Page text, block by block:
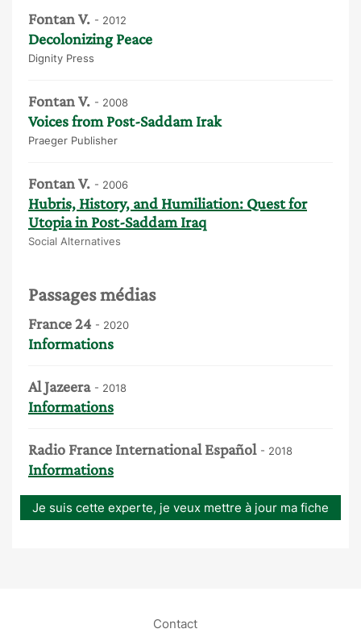
Fontan V. - 2012
Decolonizing Peace
Dignity Press
Fontan V. - 2008
Voices from Post-Saddam Irak
Praeger Publisher
Fontan V. - 2006
Hubris, History, and Humiliation: Quest for
Utopia in Post-Saddam Iraq
Social Alternatives
Passages médias
France 24 - 2020
Informations
Al Jazeera - 2018
Informations
Radio France International Español - 2018
Informations
Je suis cette experte, je veux mettre à jour ma fiche
Contact